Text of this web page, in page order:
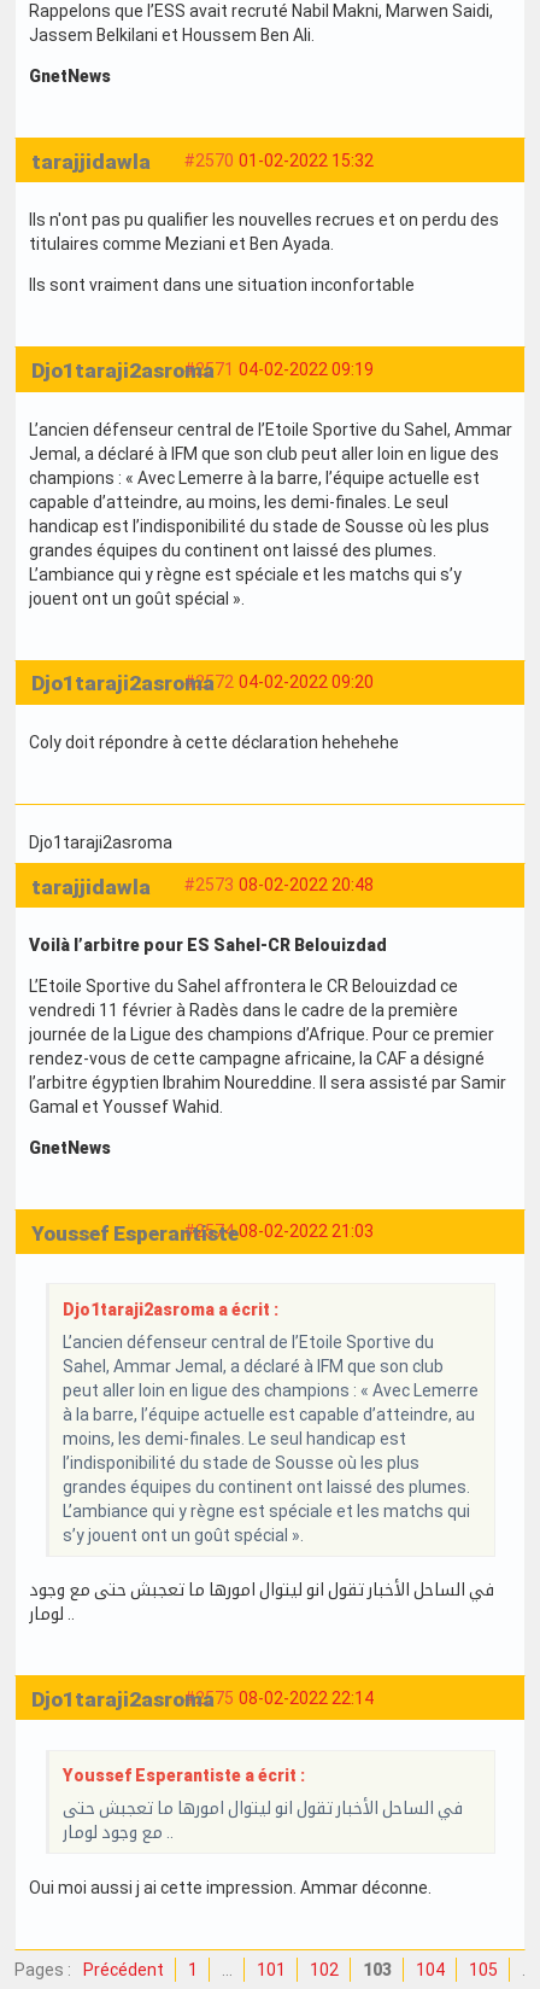
Rappelons que l’ESS avait recruté Nabil Makni, Marwen Saidi,
Jassem Belkilani et Houssem Ben Ali.
GnetNews
#2570 01-02-2022 15:32
tarajjidawla
Ils n'ont pas pu qualifier les nouvelles recrues et on perdu des
titulaires comme Meziani et Ben Ayada.
Ils sont vraiment dans une situation inconfortable
#2571 04-02-2022 09:19
Djo1taraji2asroma
L’ancien défenseur central de l’Etoile Sportive du Sahel, Ammar
Jemal, a déclaré à IFM que son club peut aller loin en ligue des
champions : « Avec Lemerre à la barre, l’équipe actuelle est
capable d’atteindre, au moins, les demi-finales. Le seul
handicap est l’indisponibilité du stade de Sousse où les plus
grandes équipes du continent ont laissé des plumes.
L’ambiance qui y règne est spéciale et les matchs qui s’y
jouent ont un goût spécial ».
#2572 04-02-2022 09:20
Djo1taraji2asroma
Coly doit répondre à cette déclaration hehehehe
Djo1taraji2asroma
#2573 08-02-2022 20:48
tarajjidawla
Voilà l’arbitre pour ES Sahel-CR Belouizdad
L’Etoile Sportive du Sahel affrontera le CR Belouizdad ce
vendredi 11 février à Radès dans le cadre de la première
journée de la Ligue des champions d’Afrique. Pour ce premier
rendez-vous de cette campagne africaine, la CAF a désigné
l’arbitre égyptien Ibrahim Noureddine. Il sera assisté par Samir
Gamal et Youssef Wahid.
GnetNews
#2574 08-02-2022 21:03
Youssef Esperantiste
Djo1taraji2asroma a écrit :
L’ancien défenseur central de l’Etoile Sportive du
Sahel, Ammar Jemal, a déclaré à IFM que son club
peut aller loin en ligue des champions : « Avec Lemerre
à la barre, l’équipe actuelle est capable d’atteindre, au
moins, les demi-finales. Le seul handicap est
l’indisponibilité du stade de Sousse où les plus
grandes équipes du continent ont laissé des plumes.
L’ambiance qui y règne est spéciale et les matchs qui
s’y jouent ont un goût spécial ».
في الساحل الأخبار تقول انو ليتوال امورها ما تعجبش حتى مع وجود
#2575 08-02-2022 22:14
Djo1taraji2asroma
Youssef Esperantiste a écrit :
في الساحل الأخبار تقول انو ليتوال امورها ما تعجبش حتى
مع وجود لومار ..
Oui moi aussi j ai cette impression. Ammar déconne.
Pages : Précédent 1 101 102 103 104 105